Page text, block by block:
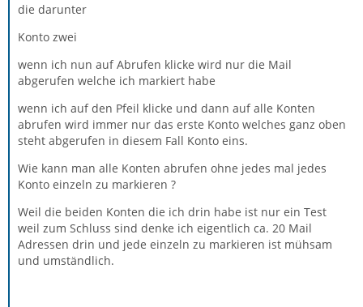
die darunter
Konto zwei
wenn ich nun auf Abrufen klicke wird nur die Mail
abgerufen welche ich markiert habe
wenn ich auf den Pfeil klicke und dann auf alle Konten
abrufen wird immer nur das erste Konto welches ganz oben
steht abgerufen in diesem Fall Konto eins.
Wie kann man alle Konten abrufen ohne jedes mal jedes
Konto einzeln zu markieren ?
Weil die beiden Konten die ich drin habe ist nur ein Test
weil zum Schluss sind denke ich eigentlich ca. 20 Mail
Adressen drin und jede einzeln zu markieren ist mühsam
und umständlich.